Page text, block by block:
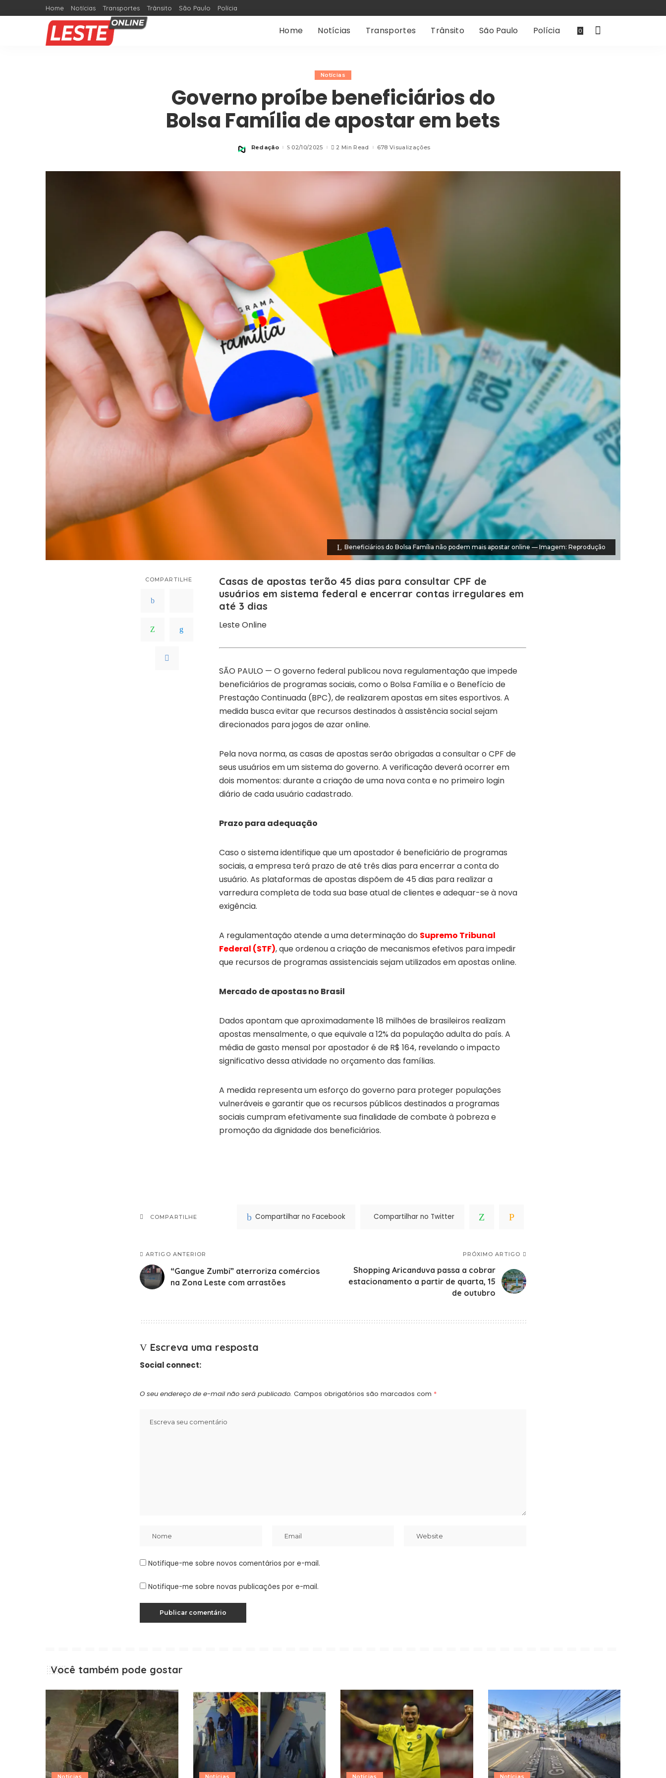
Home Notícias Transportes Trânsito São Paulo Polícia
Home Notícias Transportes Trânsito São Paulo Polícia 0
Notícias
Governo proíbe beneficiários do
Bolsa Família de apostar em bets
Posted
Redação 02/10/2025 2 Min Read 678 Visualizações
Beneficiários do Bolsa Família não podem mais apostar online — Imagem: Reprodução
COMPARTILHE
Casas de apostas terão 45 dias para consultar CPF de
usuários em sistema federal e encerrar contas irregulares em
até 3 dias
Leste Online
SÃO PAULO — O governo federal publicou nova regulamentação que impede
beneficiários de programas sociais, como o Bolsa Família e o Benefício de
Prestação Continuada (BPC), de realizarem apostas em sites esportivos. A
medida busca evitar que recursos destinados à assistência social sejam
direcionados para jogos de azar online.
Pela nova norma, as casas de apostas serão obrigadas a consultar o CPF de
seus usuários em um sistema do governo. A verificação deverá ocorrer em
dois momentos: durante a criação de uma nova conta e no primeiro login
diário de cada usuário cadastrado.
Prazo para adequação
Caso o sistema identifique que um apostador é beneficiário de programas
sociais, a empresa terá prazo de até três dias para encerrar a conta do
usuário. As plataformas de apostas dispõem de 45 dias para realizar a
varredura completa de toda sua base atual de clientes e adequar-se à nova
exigência.
A regulamentação atende a uma determinação do Supremo Tribunal
Federal (STF), que ordenou a criação de mecanismos efetivos para impedir
que recursos de programas assistenciais sejam utilizados em apostas online.
Mercado de apostas no Brasil
Dados apontam que aproximadamente 18 milhões de brasileiros realizam
apostas mensalmente, o que equivale a 12% da população adulta do país. A
média de gasto mensal por apostador é de R$ 164, revelando o impacto
significativo dessa atividade no orçamento das famílias.
A medida representa um esforço do governo para proteger populações
vulneráveis e garantir que os recursos públicos destinados a programas
sociais cumpram efetivamente sua finalidade de combate à pobreza e
promoção da dignidade dos beneficiários.
COMPARTILHE Compartilhar no Facebook Compartilhar no Twitter
ARTIGO ANTERIOR
“Gangue Zumbi” aterroriza comércios
na Zona Leste com arrastões
PRÓXIMO ARTIGO
Shopping Aricanduva passa a cobrar
estacionamento a partir de quarta, 15
de outubro
Escreva uma resposta
Social connect:
O seu endereço de e-mail não será publicado. Campos obrigatórios são marcados com *
Notifique-me sobre novos comentários por e-mail.
Notifique-me sobre novas publicações por e-mail.
Você também pode gostar